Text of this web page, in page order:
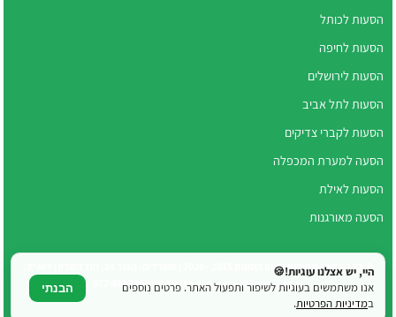
הסעות לכותל
הסעות לחיפה
הסעות לירושלים
הסעות לתל אביב
הסעות לקברי צדיקים
הסעה למערת המכפלה
הסעות לאילת
הסעה מאורגנות
top.bus.co.il@gmail.com | טלפון: 077-6052800
היי, יש אצלנו עוגיות!🍪
אנו משתמשים בעוגיות לשיפור ותפעול האתר. פרטים נוספים
במדיניות הפרטיות.
הבנתי